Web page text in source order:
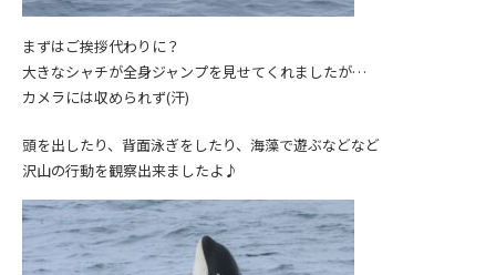
まずはご挨拶代わりに？
大きなシャチが全身ジャンプを見せてくれましたが…
カメラには収められず(汗)
頭を出したり、背面泳ぎをしたり、海藻で遊ぶなどなど
沢山の行動を観察出来ましたよ♪